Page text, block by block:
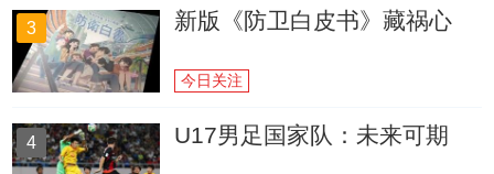
3 新版《防卫白皮书》藏祸心
今日关注
4 U17男足国家队：未来可期